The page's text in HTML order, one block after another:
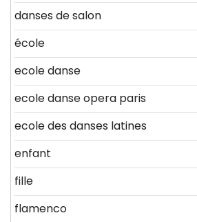
danses de salon
école
ecole danse
ecole danse opera paris
ecole des danses latines
enfant
fille
flamenco